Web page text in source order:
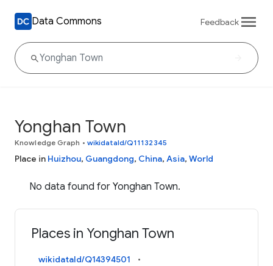
Data Commons Feedback
Yonghan Town
Knowledge Graph • wikidataId/Q11132345
Place in Huizhou, Guangdong, China, Asia, World
No data found for Yonghan Town.
Places in Yonghan Town
wikidataId/Q14394501